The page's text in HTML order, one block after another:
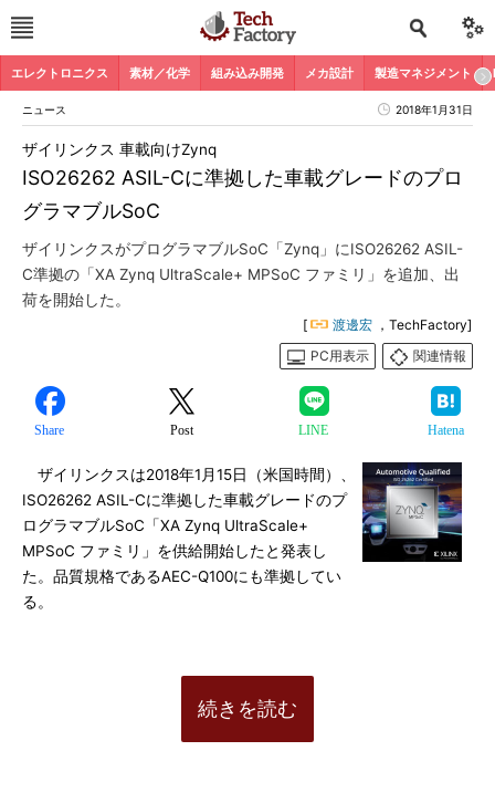
エレクトロニクス 素材／化学 組み込み開発 メカ設計 製造マネジメント
ニュース 2018年1月31日
ISO26262 ASIL-Cに準拠した車載グレードのプロ
グラマブルSoC
ザイリンクス 車載向けZynq
ザイリンクスがプログラマブルSoC「Zynq」にISO26262 ASIL-
C準拠の「XA Zynq UltraScale+ MPSoC ファミリ」を追加、出
荷を開始した。
[ 渡邊宏 ，TechFactory]
PC用表示
関連情報
Share Post LINE Hatena
ザイリンクスは2018年1月15日（米国時間）、
ISO26262 ASIL-Cに準拠した車載グレードのプ
ログラマブルSoC「XA Zynq UltraScale+
MPSoC ファミリ」を供給開始したと発表し
た。品質規格であるAEC-Q100にも準拠してい
る。
続きを読む